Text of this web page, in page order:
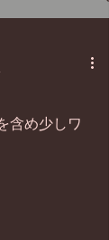
含め少しワ